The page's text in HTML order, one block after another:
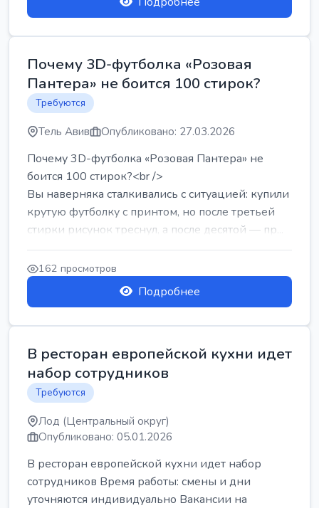
Почему 3D-футболка «Розовая
Пантера» не боится 100 стирок?
Требуются
Тель Авив Опубликовано: 27.03.2026
Почему 3D-футболка «Розовая Пантера» не
боится 100 стирок?<br />
Вы наверняка сталкивались с ситуацией: купили
крутую футболку с принтом, но после третьей
стирки рисунок треснул, а после десятой — пр...
162 просмотров
Подробнее
В ресторан европейской кухни идет
набор сотрудников
Требуются
Лод (Центральный округ)
Опубликовано: 05.01.2026
В ресторан европейской кухни идет набор
сотрудников Время работы: смены и дни
уточняются индивидуально Вакансии на